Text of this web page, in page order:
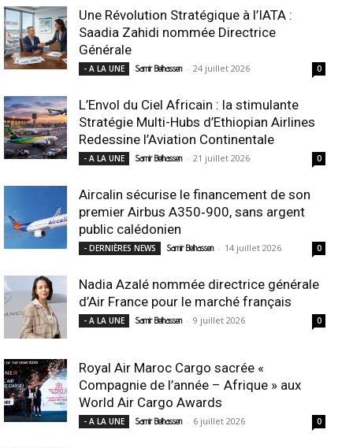
Une Révolution Stratégique à l’IATA :
Saadia Zahidi nommée Directrice
Générale
- A LA UNE Samir Belhassen - 24 juillet 2026 0
L’Envol du Ciel Africain : la stimulante
Stratégie Multi-Hubs d’Ethiopian Airlines
Redessine l’Aviation Continentale
- A LA UNE Samir Belhassen - 21 juillet 2026 0
Aircalin sécurise le financement de son
premier Airbus A350‑900, sans argent
public calédonien
- DERNIÈRES NEWS Samir Belhassen - 14 juillet 2026 0
Nadia Azalé nommée directrice générale
d’Air France pour le marché français
- A LA UNE Samir Belhassen - 9 juillet 2026 0
Royal Air Maroc Cargo sacrée «
Compagnie de l’année – Afrique » aux
World Air Cargo Awards
- A LA UNE Samir Belhassen - 6 juillet 2026 0